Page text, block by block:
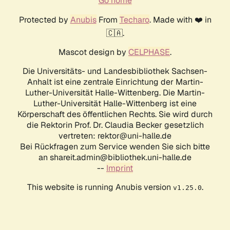
Protected by AnubisFrom Techaro. Made with ❤️ in
🇨🇦.
Mascot design by CELPHASE.
Die Universitäts- und Landesbibliothek Sachsen-
Anhalt ist eine zentrale Einrichtung der Martin-
Luther-Universität Halle-Wittenberg. Die Martin-
Luther-Universität Halle-Wittenberg ist eine
Körperschaft des öffentlichen Rechts. Sie wird durch
die Rektorin Prof. Dr. Claudia Becker gesetzlich
vertreten: rektor@uni-halle.de
Bei Rückfragen zum Service wenden Sie sich bitte
an shareit.admin@bibliothek.uni-halle.de
-- Imprint
This website is running Anubis version v1.25.0.